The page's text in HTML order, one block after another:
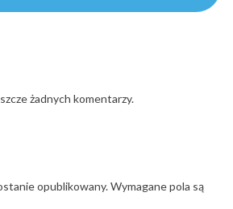
żadnych komentarzy.
opublikowany.Wymagane pola są